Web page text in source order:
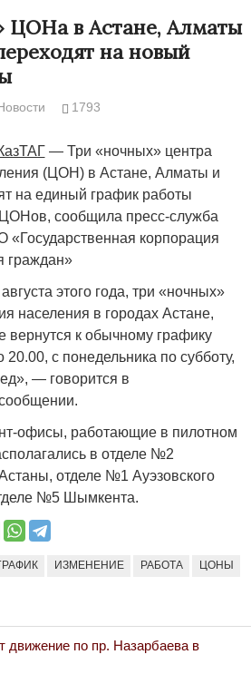
ЦОНа в Астане, Алматы
на новый
1793
— Три «ночных» центра
(ЦОН) в Астане, Алматы и
на единый график работы
ЦОНов, сообщила пресс-служба
«Государственная корпорация
граждан»
этого года, три «ночных»
населения в городах Астане,
к обычному графику
с понедельника по субботу,
— говорится в
офисы, работающие в пилотном
в отделе №2
отделе №1 Ауэзовского
№5 Шымкента.
ИЗМЕНЕНИЕ РАБОТА ЦОНЫ
движение по пр. Назарбаева в